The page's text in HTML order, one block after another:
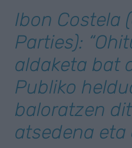
Ibon Costela
Parties):
aldaketa bat
Publiko
baloratzen
atsedena eta